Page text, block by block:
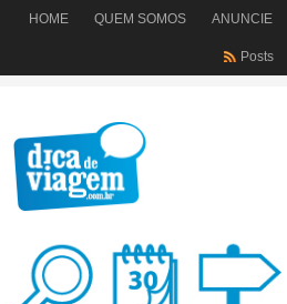
HOME QUEM SOMOS ANUNCIE
Posts